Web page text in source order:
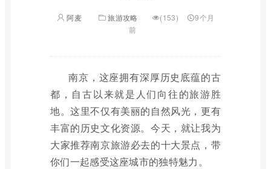
阿麦 旅游攻略 (153)
9个月
前
南京，这座拥有深厚历史底蕴的古
都，自古以来就是人们向往的旅游胜
地。这里不仅有美丽的自然风光，更有
丰富的历史文化资源。今天，就让我为
大家推荐南京旅游必去的十大景点，带
你们一起感受这座城市的独特魅力。